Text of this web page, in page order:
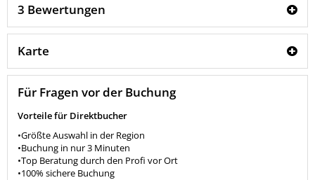
3 Bewertungen
Karte
Für Fragen vor der Buchung
Vorteile für Direktbucher
•Größte Auswahl in der Region
•Buchung in nur 3 Minuten
•Top Beratung durch den Profi vor Ort
•100% sichere Buchung